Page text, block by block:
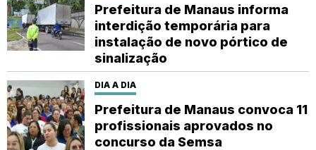
Prefeitura de Manaus informa
interdição temporária para
instalação de novo pórtico de
sinalização
DIA A DIA
Prefeitura de Manaus convoca 11
profissionais aprovados no
concurso da Semsa